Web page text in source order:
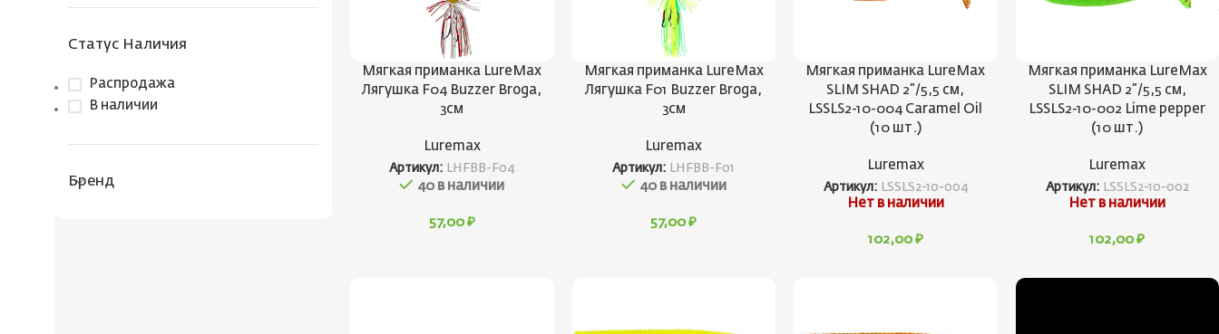
Статус Наличия
Распродажа
В наличии
Бренд
Мягкая приманка LureMax
Лягушка F04 Buzzer Broga,
3см
Luremax
Артикул: LHFBB-F04
40 в наличии
57,00 ₽
Мягкая приманка LureMax
Лягушка F01 Buzzer Broga,
3см
Luremax
Артикул: LHFBB-F01
40 в наличии
57,00₽
Мягкая приманка LureMax
SLIM SHAD 2”/5,5 см,
LSSLS2-10-004 Caramel Oil
(10 шт.)
Luremax
Артикул: LSSLS2-10-004
Нет в наличии
102,00 ₽
Мягкая приманка LureMax
SLIM SHAD 2”/5,5 см,
LSSLS2-10-002 Lime pepper
(10 шт.)
Luremax
Артикул: LSSLS2-10-002
Нет в наличии
102,00₽